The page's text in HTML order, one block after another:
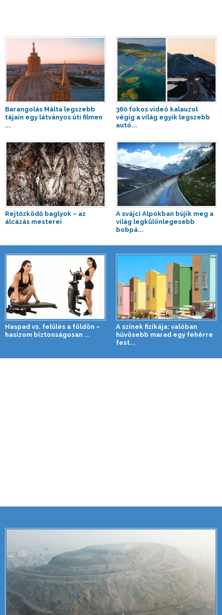
Barangolás Málta legszebb
tájain egy látványos úti filmen
...
360 fokos videó kalauzol
végig a világ egyik legszebb
autó...
Rejtőzködő baglyok – az
álcázás mesterei
A svájci Alpokban bújik meg a
világ legkülönlegesebb
bobpá...
Haspad vs. felülés a földön –
hasizom biztonságosan ...
A színek fizikája: valóban
hűvösebb marad egy fehérre
fest...